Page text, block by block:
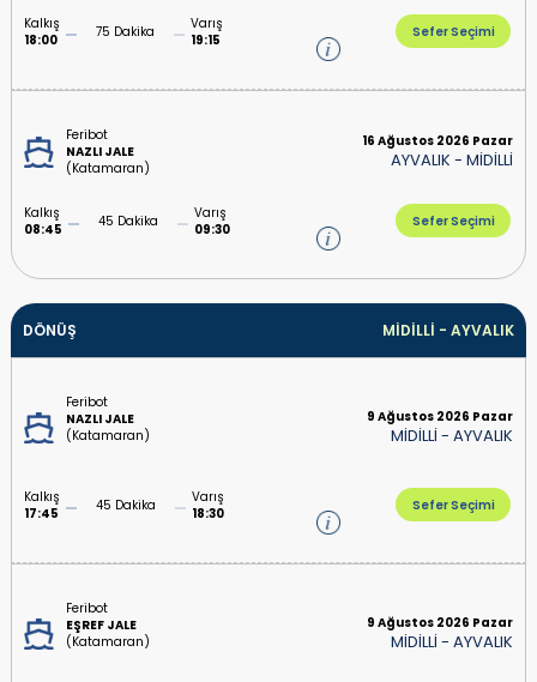
Kalkış
18:00
75 Dakika
Varış
19:15
Sefer Seçimi
Feribot
NAZLI JALE
(Katamaran)
16 Ağustos 2026 Pazar
AYVALIK -MİDİLLİ
Kalkış
08:45
45 Dakika
Varış
09:30
Sefer Seçimi
DÖNÜŞ MİDİLLİ -AYVALIK
Feribot
NAZLI JALE
(Katamaran)
9 Ağustos 2026 Pazar
MİDİLLİ-AYVALIK
Kalkış
17:45
45 Dakika
Varış
18:30
Sefer Seçimi
Feribot
EŞREF JALE
(Katamaran)
9 Ağustos 2026 Pazar
MİDİLLİ-AYVALIK